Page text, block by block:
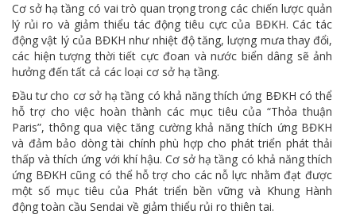
Cơ sở hạ tầng có vai trò quan trọng trong các chiến lược quản
lý rủi ro và giảm thiểu tác động tiêu cực của BĐKH. Các tác
động vật lý của BĐKH như nhiệt độ tăng, lượng mưa thay đổi,
các hiện tượng thời tiết cực đoan và nước biển dâng sẽ ảnh
hưởng đến tất cả các loại cơ sở hạ tầng.
Đầu tư cho cơ sở hạ tầng có khả năng thích ứng BĐKH có thể
hỗ trợ cho việc hoàn thành các mục tiêu của “Thỏa thuận
Paris”, thông qua việc tăng cường khả năng thích ứng BĐKH
và đảm bảo dòng tài chính phù hợp cho phát triển phát thải
thấp và thích ứng với khí hậu. Cơ sở hạ tầng có khả năng thích
ứng BĐKH cũng có thể hỗ trợ cho các nỗ lực nhằm đạt được
một số mục tiêu của Phát triển bền vững và Khung Hành
động toàn cầu Sendai về giảm thiểu rủi ro thiên tai.